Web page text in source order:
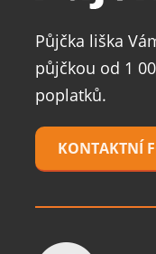
Půjčka liška
půjčkou od 1
poplatků.
KONTAKTNÍ